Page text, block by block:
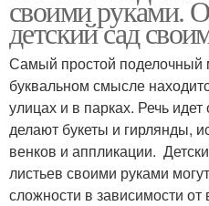
своими руками.
детский сад
Самый простой поделочный
буквальном смысле
улицах и в парках. Речь
делают букеты и гирлянды,
венков и аппликации.
листьев своими руками
сложности в зависимости от